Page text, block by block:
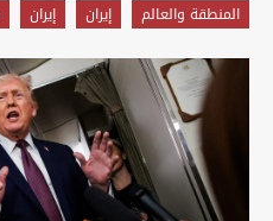
المنطقة والعالم إيران إيران